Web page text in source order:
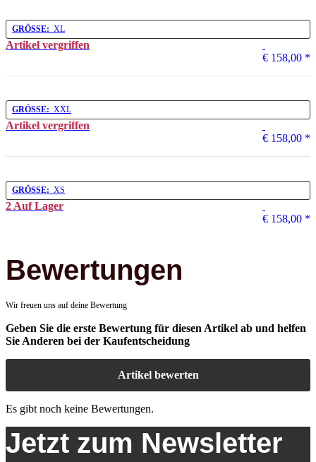
GRÖSSE: XL
Artikel vergriffen
€ 158,00 *
GRÖSSE: XXL
Artikel vergriffen
€ 158,00 *
GRÖSSE: XS
2 Auf Lager
€ 158,00 *
Bewertungen
Wir freuen uns auf deine Bewertung
Geben Sie die erste Bewertung für diesen Artikel ab und helfen
Sie Anderen bei der Kaufentscheidung
Artikel bewerten
Es gibt noch keine Bewertungen.
Jetzt zum Newsletter